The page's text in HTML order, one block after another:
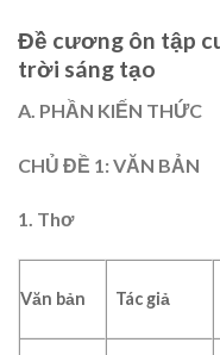
Đề cương ôn tập
trời sáng tạo
A. PHẦN KIẾN THỨC
CHỦ ĐỀ 1: VĂN BẢN
1. Thơ
Văn bản Tác giả